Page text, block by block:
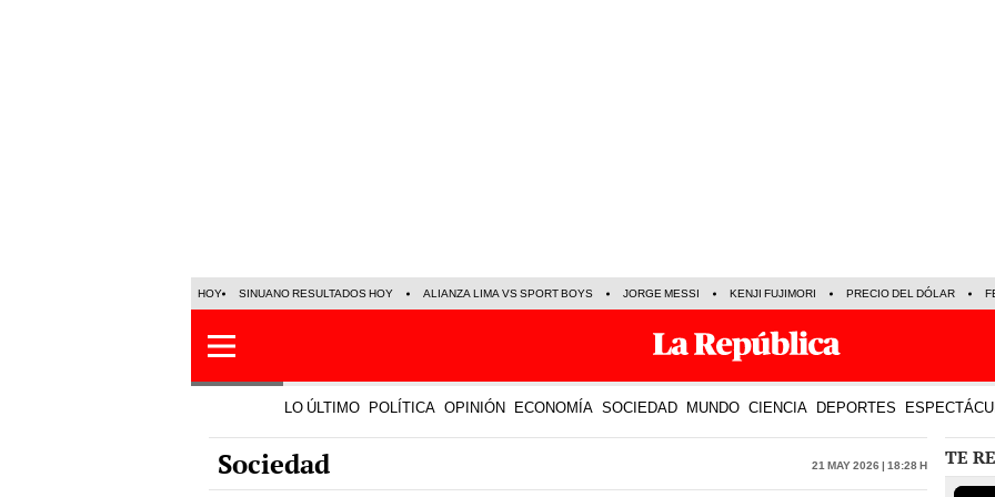
HOY SINUANO RESULTADOS HOY ALIANZA LIMA VS SPORT BOYS JORGE MESSI KENJI FUJIMORI PRECIO DEL DÓLAR
LO ÚLTIMO POLÍTICA OPINIÓN ECONOMÍA SOCIEDAD MUNDO CIENCIA DEPORTES
Sociedad 21 May 2026 | 18:28 h TE